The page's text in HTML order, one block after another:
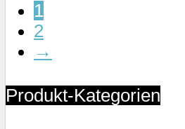
1
2
→
Produkt-Kategorien